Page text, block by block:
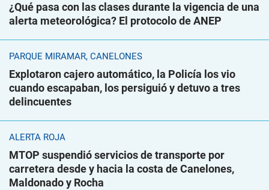
¿Qué pasa con las clases durante la vigencia de una
alerta meteorológica? El protocolo de ANEP
PARQUE MIRAMAR, CANELONES
Explotaron cajero automático, la Policía los vio
cuando escapaban, los persiguió y detuvo a tres
delincuentes
ALERTA ROJA
MTOP suspendió servicios de transporte por
carretera desde y hacia la costa de Canelones,
Maldonado y Rocha